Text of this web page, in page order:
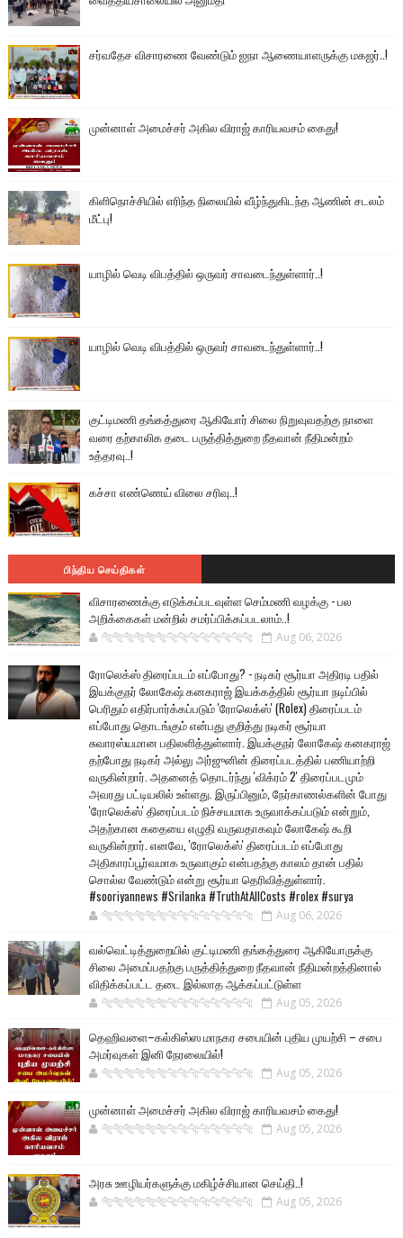
சர்வதேச விசாரணை வேண்டும் ஐநா ஆணையாளருக்கு மகஜர்..!
முன்னாள் அமைச்சர் அகில விராஜ் காரியவசம் கைது!
கிளிநொச்சியில் எரிந்த நிலையில் வீழ்ந்துகிடந்த ஆணின் சடலம்
மீட்பு!
யாழில் வெடி விபத்தில் ஒருவர் சாவடைந்துள்ளார்..!
யாழில் வெடி விபத்தில் ஒருவர் சாவடைந்துள்ளார்..!
குட்டிமணி தங்கத்துரை ஆகியோர் சிலை நிறுவுவதற்கு நாளை
வரை தற்காலிக தடை பருத்தித்துறை நீதவான் நீதிமன்றம்
உத்தரவு..!
கச்சா எண்ணெய் விலை சரிவு..!
பிந்திய செய்திகள்
விசாரணைக்கு எடுக்கப்படவுள்ள செம்மணி வழக்கு - பல
அறிக்கைகள் மன்றில் சமர்ப்பிக்கப்படலாம்..!
🐅🐅🐅🐅🐅🐅🐆🐆🐆🐆🐆🐆🐆🐆 Aug 06, 2026
ரோலெக்ஸ் திரைப்படம் எப்போது? - நடிகர் சூர்யா அதிரடி பதில்
இயக்குநர் லோகேஷ் கனகராஜ் இயக்கத்தில் சூர்யா நடிப்பில்
பெரிதும் எதிர்பார்க்கப்படும் 'ரோலெக்ஸ்' (Rolex) திரைப்படம்
எப்போது தொடங்கும் என்பது குறித்து நடிகர் சூர்யா
சுவாரஸ்யமான பதிலளித்துள்ளார். இயக்குநர் லோகேஷ் கனகராஜ்
தற்போது நடிகர் அல்லு அர்ஜுனின் திரைப்படத்தில் பணியாற்றி
வருகின்றார். அதனைத் தொடர்ந்து 'விக்ரம் 2' திரைப்படமும்
அவரது பட்டியலில் உள்ளது. இருப்பினும், நேர்காணல்களின் போது
'ரோலெக்ஸ்' திரைப்படம் நிச்சயமாக உருவாக்கப்படும் என்றும்,
அதற்கான கதையை எழுதி வருவதாகவும் லோகேஷ் கூறி
வருகின்றார். எனவே, 'ரோலெக்ஸ்' திரைப்படம் எப்போது
அதிகாரப்பூர்வமாக உருவாகும் என்பதற்கு காலம் தான் பதில்
சொல்ல வேண்டும் என்று சூர்யா தெரிவித்துள்ளார்.
#sooriyannews #Srilanka #TruthAtAllCosts #rolex #surya
🐅🐅🐅🐅🐅🐅🐆🐆🐆🐆🐆🐆🐆🐆 Aug 06, 2026
வல்வெட்டித்துறையில் குட்டிமணி தங்கத்துரை ஆகியோருக்கு
சிலை அமைப்பதற்கு பருத்தித்துறை நீதவான் நீதிமன்றத்தினால்
விதிக்கப்பட்ட தடை இல்லாத ஆக்கப்பட்டுள்ள
🐅🐅🐅🐅🐅🐅🐆🐆🐆🐆🐆🐆🐆🐆 Aug 05, 2026
தெஹிவளை–கல்கிஸ்ஸ மாநகர சபையின் புதிய முயற்சி – சபை
அமர்வுகள் இனி நேரலையில்!
🐅🐅🐅🐅🐅🐅🐆🐆🐆🐆🐆🐆🐆🐆 Aug 05, 2026
முன்னாள் அமைச்சர் அகில விராஜ் காரியவசம் கைது!
🐅🐅🐅🐅🐅🐅🐆🐆🐆🐆🐆🐆🐆🐆 Aug 05, 2026
அரசு ஊழியர்களுக்கு மகிழ்ச்சியான செய்தி..!
🐅🐅🐅🐅🐅🐅🐆🐆🐆🐆🐆🐆🐆🐆 Aug 05, 2026